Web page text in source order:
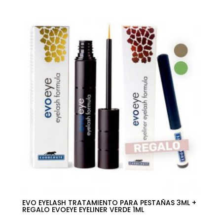
36,00€.
EVO EYELASH TRATAMIENTO PARA PESTAÑAS 3ML +
REGALO EVOEYE EYELINER VERDE 1ML